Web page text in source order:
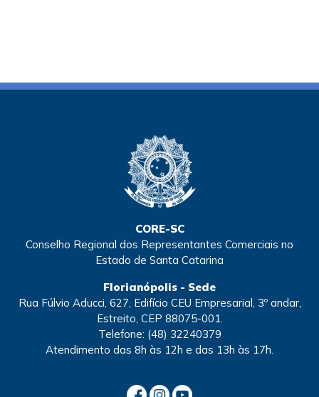
CORE-SC
Conselho Regional dos Representantes Comerciais no
Estado de Santa Catarina
Florianópolis - Sede
Rua Fúlvio Aducci, 627, Edifício CEU Empresarial, 3º andar,
Estreito, CEP 88075-001.
Telefone: (48) 32240379
Atendimento das 8h às 12h e das 13h às 17h.